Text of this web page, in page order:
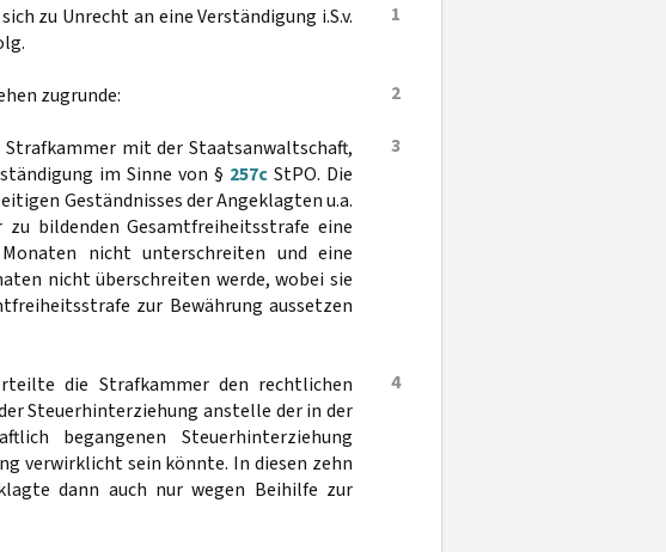
1
zu Unrecht an eine Verständigung i.S.v.
2
zugrunde:
3
mit der Staatsanwaltschaft,
im Sinne von § 257c StPO. Die
Geständnisses der Angeklagten u.a.
bildenden Gesamtfreiheitsstrafe eine
nicht unterschreiten und eine
nicht überschreiten werde, wobei sie
zur Bewährung aussetzen
4
die Strafkammer den rechtlichen
Steuerhinterziehung anstelle der in der
begangenen Steuerhinterziehung
verwirklicht sein könnte. In diesen zehn
dann auch nur wegen Beihilfe zur